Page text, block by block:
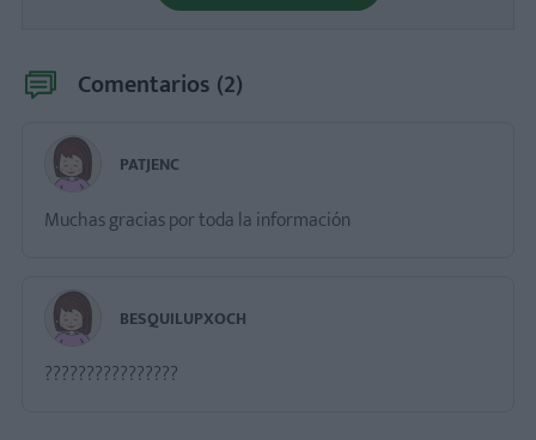
Comentarios (2)
PATJENC
Muchas gracias por toda la información
BESQUILUPXOCH
????????????????